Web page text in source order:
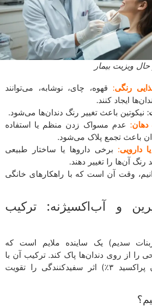
بیمار
رنگی: قهوه، چای، نوشابه، می‌توانند
ایجاد کنند.
باعث تغییر رنگ دندان‌ها می‌شود.
:عدم مسواک زدن منظم یا استفاده
تجمع پلاک می‌شود.
: برخی داروها یا ساختار طبیعی
آن‌ها را تغییر دهند.
وقت آن است که با راهکارهای خانگی
آب‌اکسیژنه: ترکیب
سدیم) یک ساینده ملایم است که
روی دندان‌ها پاک کند. ترکیب آن با
آب‌اکسیژنه (هیدروژن پراکسید ۳٪) اثر سفیدکنندگی را تقویت